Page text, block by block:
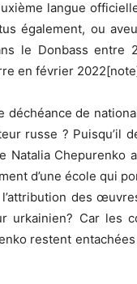
langue
également, ou
le Donbass entre
en février
déchéance de
russe ? Puisqu’il
Natalia Chepurenko
d’une école qui
des
urkainien? Car les
restent